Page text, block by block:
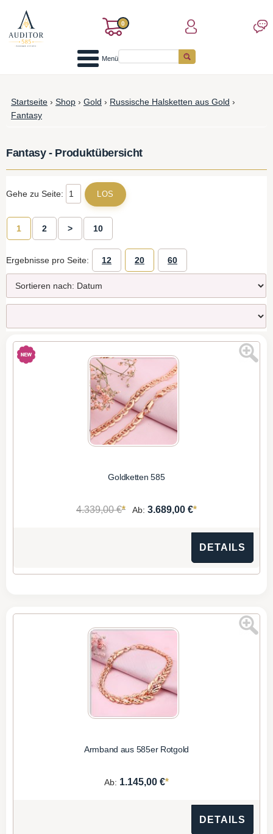
0
Menü
Startseite › Shop › Gold › Russische Halsketten aus Gold ›
Fantasy
Fantasy - Produktübersicht
Gehe zu Seite:
1 2 > 10
Ergebnisse pro Seite: 12 20 60
Goldketten 585
4.339,00 €* Ab: 3.689,00 €*
DETAILS
Armband aus 585er Rotgold
Ab: 1.145,00 €*
DETAILS